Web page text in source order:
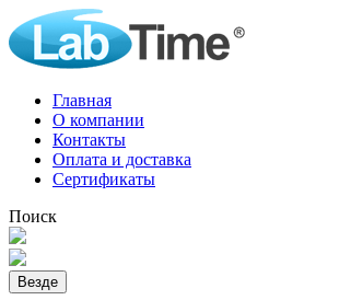
Главная
О компании
Контакты
Оплата и доставка
Сертификаты
Поиск
Везде